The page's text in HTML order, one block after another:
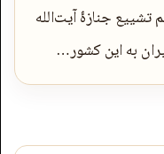
جنازۀ آیت‌الله
به اين کشور…